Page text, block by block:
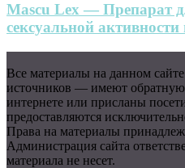
Mascu Lex — Препарат
сексуальной активности
Все материалы на данном
источников — имеют обратную
интернете или присланы
предоставляются
Права на материалы
Администрация сайта
материала не несет.